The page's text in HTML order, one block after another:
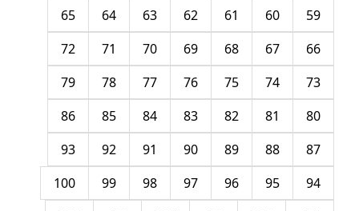
59
60
61
62
63
64
65
66
67
68
69
70
71
72
73
74
75
76
77
78
79
80
81
82
83
84
85
86
87
88
89
90
91
92
93
94
95
96
97
98
99
100